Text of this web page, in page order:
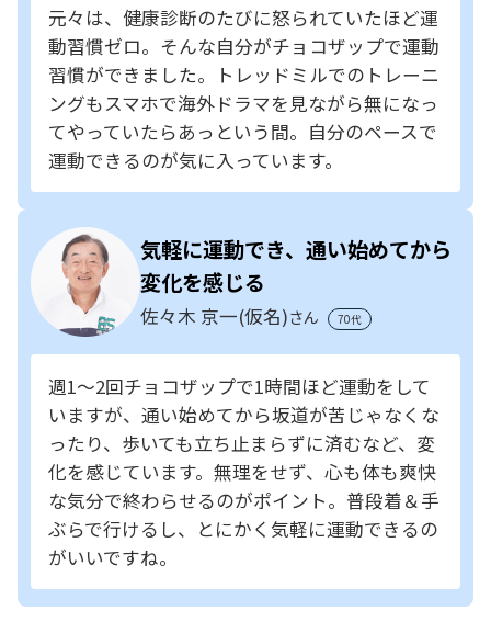
元々は、健康診断のたびに怒られていたほど運
動習慣ゼロ。そんな自分がチョコザップで運動
習慣ができました。トレッドミルでのトレーニ
ングもスマホで海外ドラマを見ながら無になっ
てやっていたらあっという間。自分のペースで
運動できるのが気に入っています。
気軽に運動でき、通い始めてから
変化を感じる
佐々木 京一(仮名)さん 70代
週1～2回チョコザップで1時間ほど運動をして
いますが、通い始めてから坂道が苦じゃなくな
ったり、歩いても立ち止まらずに済むなど、変
化を感じています。無理をせず、心も体も爽快
な気分で終わらせるのがポイント。普段着＆手
ぶらで行けるし、とにかく気軽に運動できるの
がいいですね。